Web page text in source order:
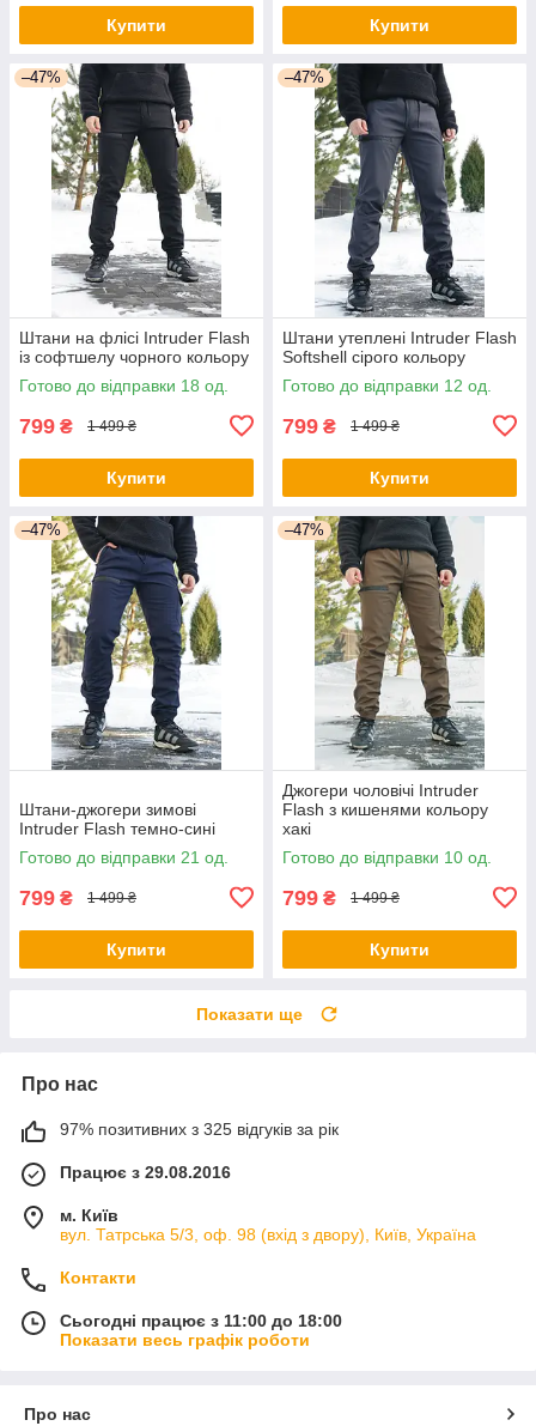
Купити Купити
–47%
Штани на флісі Intruder Flash
із софтшелу чорного кольору
Готово до відправки 18 од.
799 ₴ 1 499 ₴
Купити
–47%
Штани утеплені Intruder Flash
Softshell сірого кольору
Готово до відправки 12 од.
799 ₴ 1 499 ₴
Купити
–47%
Штани-джогери зимові
Intruder Flash темно-сині
Готово до відправки 21 од.
799 ₴ 1 499 ₴
Купити
–47%
Джогери чоловічі Intruder
Flash з кишенями кольору
хакі
Готово до відправки 10 од.
799 ₴ 1 499 ₴
Купити
Показати ще
Про нас
97% позитивних з 325 відгуків за рік
Працює з 29.08.2016
м. Київ
вул. Татрська 5/3, оф. 98 (вхід з двору), Київ, Україна
Контакти
Сьогодні працює з 11:00 до 18:00
Показати весь графік роботи
Про нас